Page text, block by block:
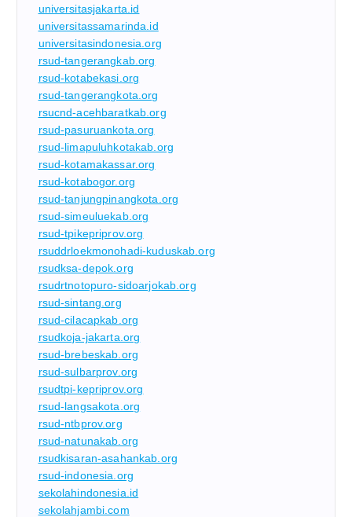
universitasjakarta.id
universitassamarinda.id
universitasindonesia.org
rsud-tangerangkab.org
rsud-kotabekasi.org
rsud-tangerangkota.org
rsucnd-acehbaratkab.org
rsud-pasuruankota.org
rsud-limapuluhkotakab.org
rsud-kotamakassar.org
rsud-kotabogor.org
rsud-tanjungpinangkota.org
rsud-simeuluekab.org
rsud-tpikepriprov.org
rsuddrloekmonohadi-kuduskab.org
rsudksa-depok.org
rsudrtnotopuro-sidoarjokab.org
rsud-sintang.org
rsud-cilacapkab.org
rsudkoja-jakarta.org
rsud-brebeskab.org
rsud-sulbarprov.org
rsudtpi-kepriprov.org
rsud-langsakota.org
rsud-ntbprov.org
rsud-natunakab.org
rsudkisaran-asahankab.org
rsud-indonesia.org
sekolahindonesia.id
sekolahjambi.com